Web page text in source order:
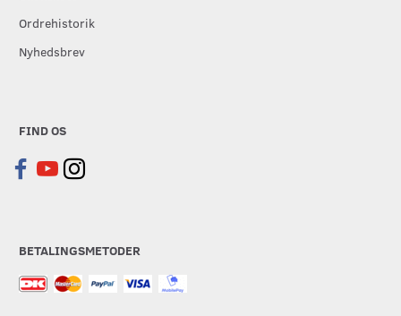
Ordrehistorik
Nyhedsbrev
FIND OS
BETALINGSMETODER